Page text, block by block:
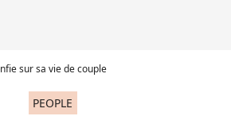
sur sa vie de couple
PEOPLE